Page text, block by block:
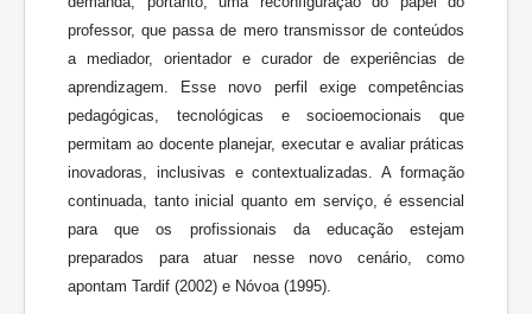
professor, que passa de mero transmissor de conteúdos
a mediador, orientador e curador de experiências de
aprendizagem. Esse novo perfil exige competências
pedagógicas, tecnológicas e socioemocionais que
permitam ao docente planejar, executar e avaliar práticas
inovadoras, inclusivas e contextualizadas. A formação
continuada, tanto inicial quanto em serviço, é essencial
para que os profissionais da educação estejam
preparados para atuar nesse novo cenário, como
apontam Tardif (2002) e Nóvoa (1995).